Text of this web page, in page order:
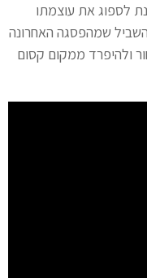
לספוג את עוצמתו
שמהפסגה האחרונה
ולהיפרד ממקום קסום